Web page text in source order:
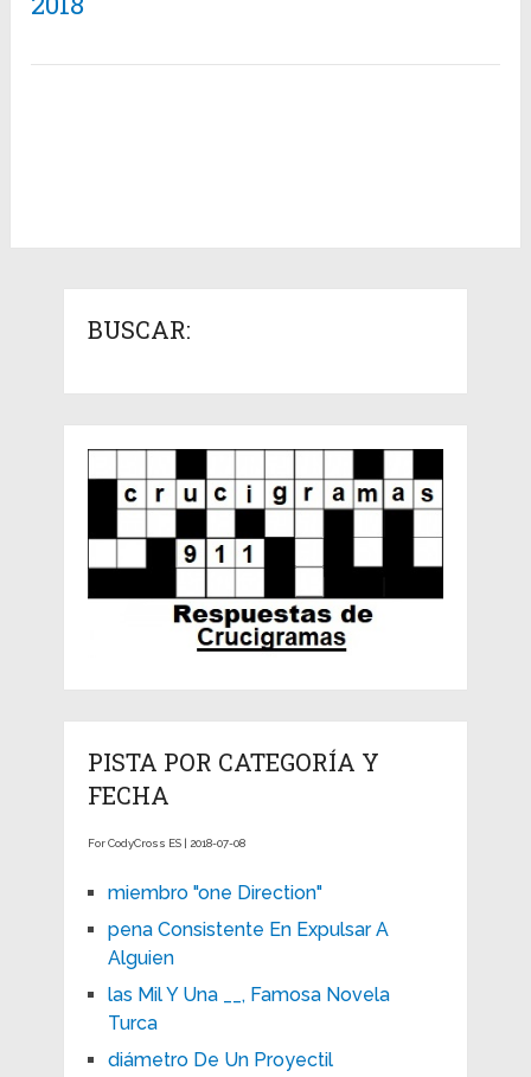
BUSCAR:
PISTA POR CATEGORÍA Y
FECHA
For CodyCross ES | 2018-07-08
miembro "one Direction"
pena Consistente En Expulsar A
Alguien
las Mil Y Una __, Famosa Novela
Turca
diámetro De Un Proyectil